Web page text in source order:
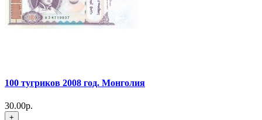
100 тугриков 2008 год. Монголия
30.00р.
+